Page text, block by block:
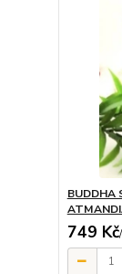
BUDDHA
749 Kč/